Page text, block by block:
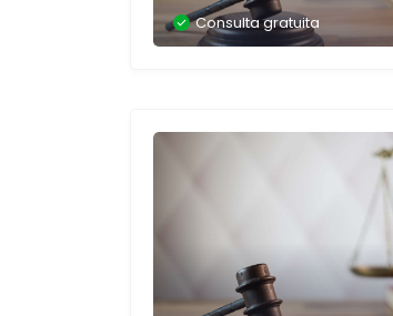
Consulta gratuita